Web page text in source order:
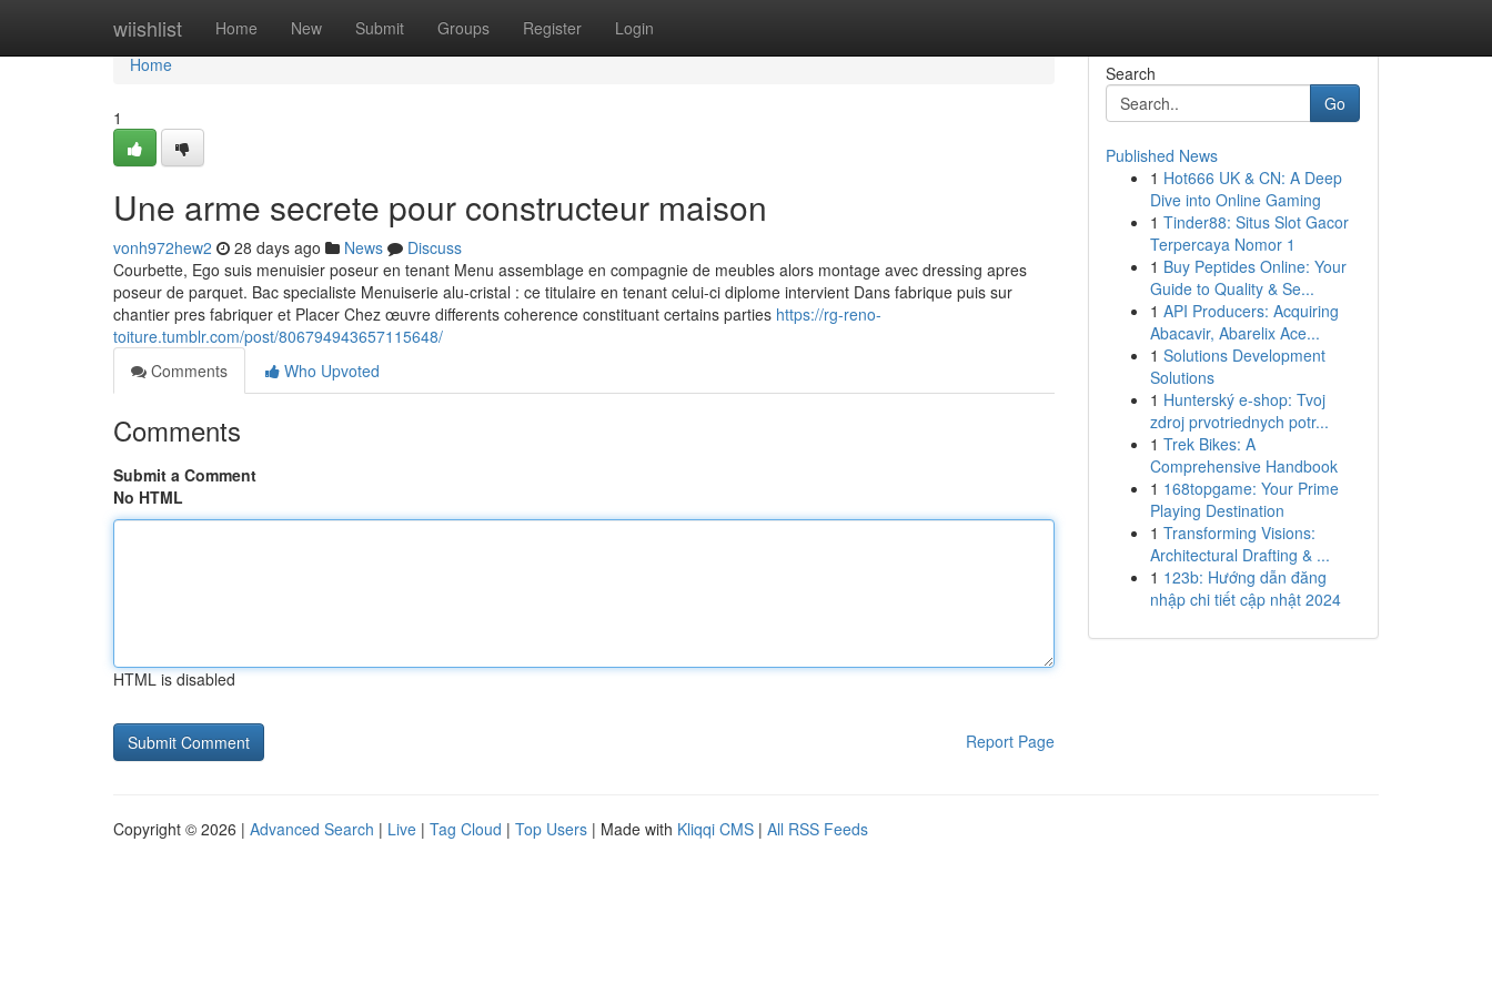
wiishlist Home New Submit Groups Register Login
Home
Home
1
Une arme secrete pour constructeur maison
vonh972hew2 28 days ago News
Discuss
Courbette, Ego suis menuisier poseur en tenant Menu assemblage en compagnie de meubles alors montage avec dressing apres
poseur de parquet. Bac specialiste Menuiserie alu-cristal : ce titulaire en tenant celui-ci diplome intervient Dans fabrique puis sur
chantier pres fabriquer et Placer Chez œuvre differents coherence constituant certains parties https://rg-reno-
toiture.tumblr.com/post/806794943657115648/
Comments
Who Upvoted
Comments
Submit a Comment
No HTML
HTML is disabled
Report Page
Search
Go
Published News
1 Hot666 UK & CN: A Deep
Dive into Online Gaming
1 Tinder88: Situs Slot Gacor
Terpercaya Nomor 1
1 Buy Peptides Online: Your
Guide to Quality & Se...
1 API Producers: Acquiring
Abacavir, Abarelix Ace...
1 Solutions Development
Solutions
1 Hunterský e-shop: Tvoj
zdroj prvotriednych potr...
1 Trek Bikes: A
Comprehensive Handbook
1 168topgame: Your Prime
Playing Destination
1 Transforming Visions:
Architectural Drafting & ...
1 123b: Hướng dẫn đăng
nhập chi tiết cập nhật 2024
Copyright © 2026 | Advanced Search | Live | Tag Cloud | Top Users | Made with Kliqqi CMS | All RSS Feeds